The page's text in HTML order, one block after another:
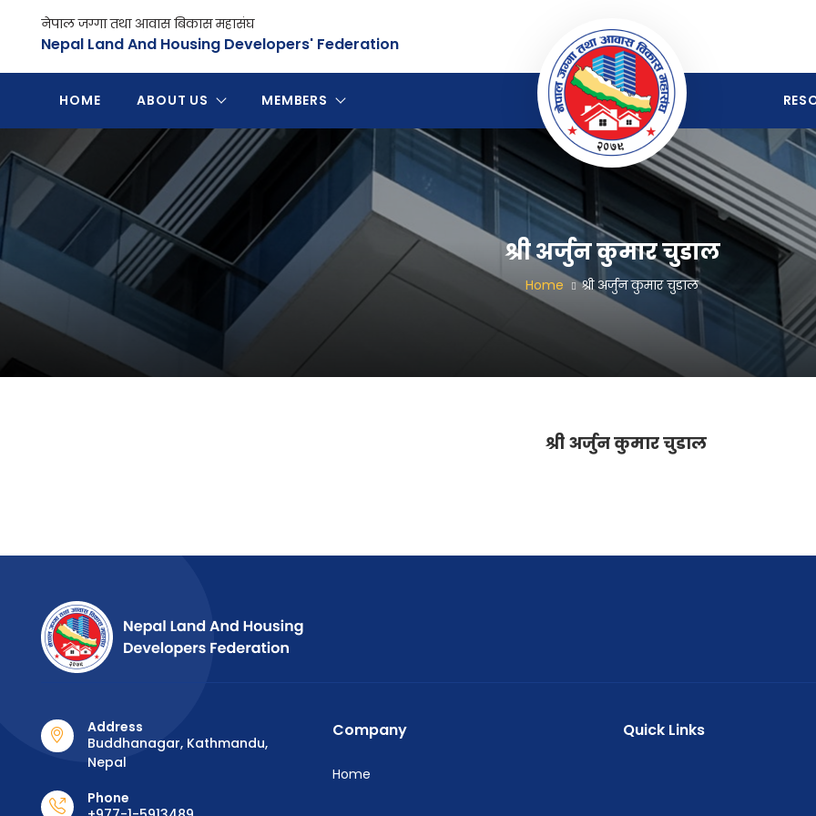
content
नेपाल जग्गा तथा आवास बिकास महासंघ
Nepal Land And Housing Developers' Federation
HOME ABOUT US MEMBERS
श्री अर्जुन कुमार चुडाल
Home श्री अर्जुन कुमार चुडाल
श्री अर्जुन कुमार चुडाल
Address
Buddhanagar, Kathmandu,
Nepal
Phone
Company
Home
Quick Links